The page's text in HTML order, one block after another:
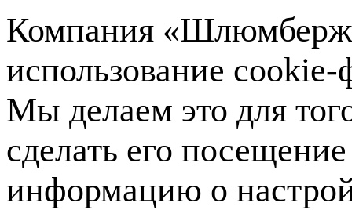
Компания
использование
Мы делаем это для
сделать его
информацию о